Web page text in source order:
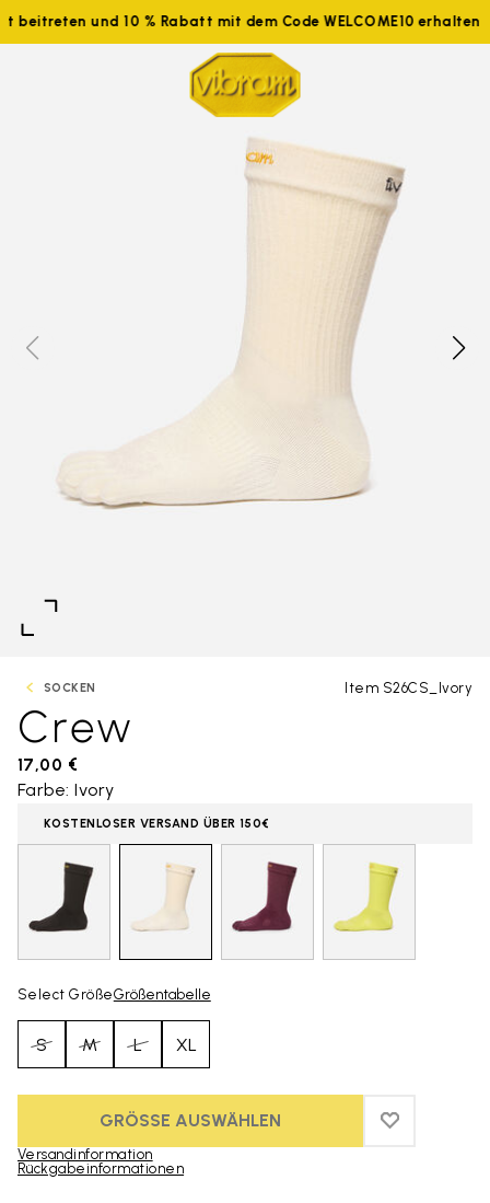
beitreten und 10 % Rabatt mit dem Code WELCOME10 erhalten
SOCKEN Item S26CS_Ivory
Crew
17,00 €
Farbe: Ivory
KOSTENLOSER VERSAND ÜBER 150€
Select GrößeGrößentabelle
S M L XL
GRÖSSE AUSWÄHLEN ADD TO
ADD TO
Versandinformation
Rückgabeinformationen